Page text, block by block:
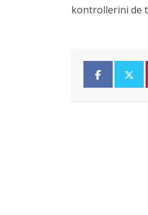
kontrollerini de